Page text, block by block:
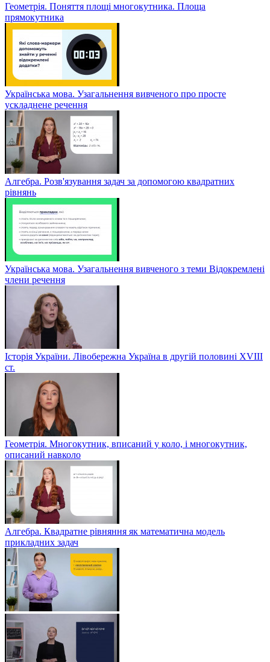
Геометрія. Поняття площі многокутника. Площа
прямокутника
Українська мова. Узагальнення вивченого про просте
ускладнене речення
Алгебра. Розв'язування задач за допомогою квадратних
рівнянь
Українська мова. Узагальнення вивченого з теми Відокремлені
члени речення
Історія України. Лівобережна Україна в другій половині ХVIIІ
ст.
Геометрія. Многокутник, вписаний у коло, і многокутник,
описаний навколо
Алгебра. Квадратне рівняння як математична модель
прикладних задач